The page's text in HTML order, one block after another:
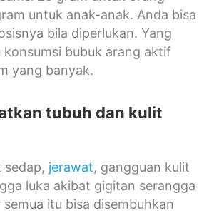
untuk anak-anak. Anda bisa
bila diperlukan. Yang
bubuk arang aktif
yang banyak.
tubuh dan kulit
sedap, jerawat, gangguan kulit
luka akibat gigitan serangga
itu bisa disembuhkan